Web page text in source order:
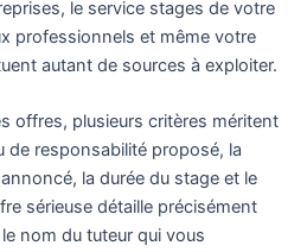
le service stages de votre
professionnels et même votre
autant de sources à exploiter.
offres, plusieurs critères méritent
de responsabilité proposé, la
la durée du stage et le
sérieuse détaille précisément
nom du tuteur qui vous